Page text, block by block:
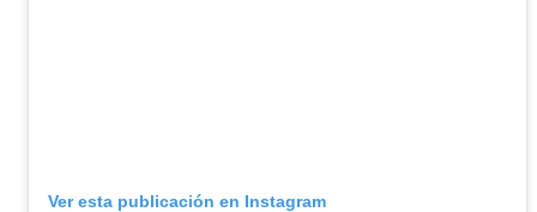
Ver esta publicación en Instagram